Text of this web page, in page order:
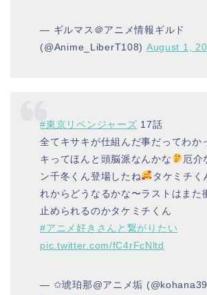
— ギルマス＠アニメ情報ギルド
(@Anime_LiberT108) August 1,
#東京リベンジャーズ 17話
全てキサキが仕組んだ事だってわか
キってほんと頭脳派なんかな
厄介
ン千冬くん登場したね
タケミチく
れからどうなるかな〜ラストはまた
止められるのかタケミチくん
#アニメ好きさんと繋がりたい
pic.twitter.com/fC4rFcNltd
— ✩琥珀那@アニメ垢